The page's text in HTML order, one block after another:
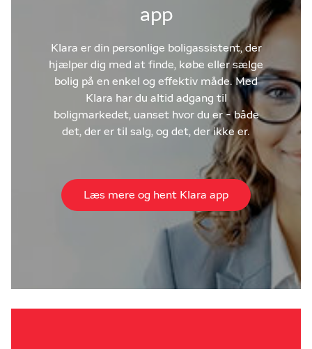
app
Klara er din personlige boligassistent, der
hjælper dig med at finde, købe eller sælge
bolig på en enkel og effektiv måde. Med
Klara har du altid adgang til
boligmarkedet, uanset hvor du er - både
det, der er til salg, og det, der ikke er.
Læs mere og hent Klara app